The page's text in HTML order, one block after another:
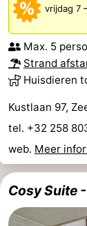
vrijdag 7
Max. 5
Strand
Huisdieren
Kustlaan 97,
tel. +32 258
web. Meer
Cosy Suite